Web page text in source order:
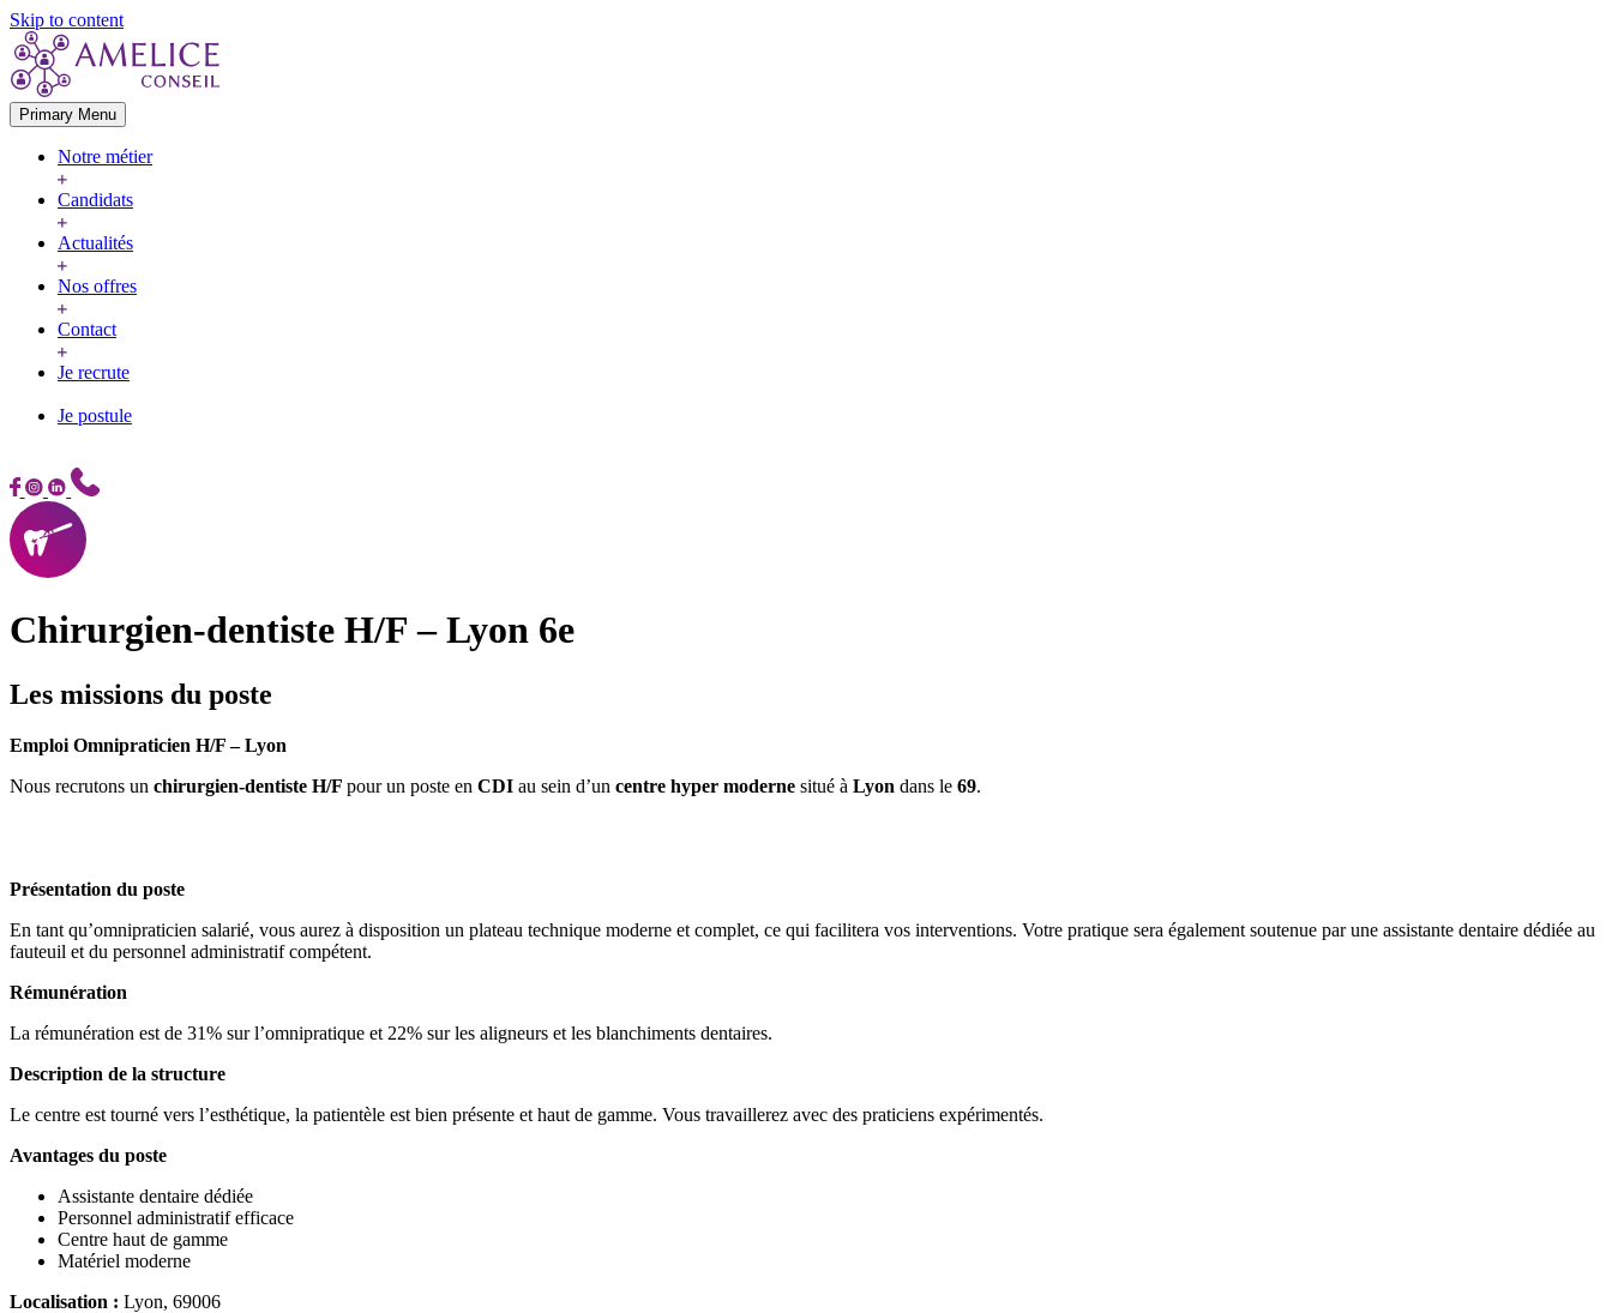
Skip to content
Primary Menu
Notre métier
Candidats
Actualités
Nos offres
Contact
Je recrute
Je postule
Chirurgien-dentiste H/F – Lyon 6e
Les missions du poste
Emploi Omnipraticien H/F – Lyon
Nous recrutons un chirurgien-dentiste H/F pour un poste en CDI au sein d’un centre hyper moderne situé à Lyon dans le 69.
Présentation du poste
En tant qu’omnipraticien salarié, vous aurez à disposition un plateau technique moderne et complet, ce qui facilitera vos interventions. Votre pratique sera également soutenue par une assistante dentaire dédiée au
fauteuil et du personnel administratif compétent.
Rémunération
La rémunération est de 31% sur l’omnipratique et 22% sur les aligneurs et les blanchiments dentaires.
Description de la structure
Le centre est tourné vers l’esthétique, la patientèle est bien présente et haut de gamme. Vous travaillerez avec des praticiens expérimentés.
Avantages du poste
Assistante dentaire dédiée
Personnel administratif efficace
Centre haut de gamme
Matériel moderne
Localisation : Lyon, 69006